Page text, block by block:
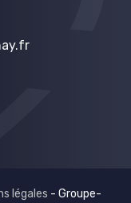
légales - Groupe-